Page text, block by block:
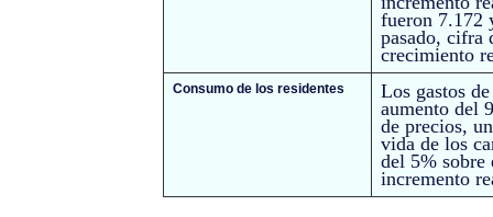
fueron 7.172
pasado, cifra
crecimiento
Consumo de los residentes
Los gastos
aumento del
de precios,
vida de los
del 5% sobre
incremento